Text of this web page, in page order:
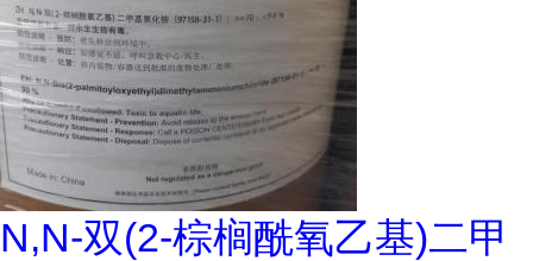
N,N-双(2-棕榈酰氧乙基)二甲